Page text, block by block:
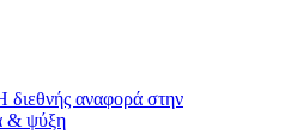
αναφορά στην
& ψύξη